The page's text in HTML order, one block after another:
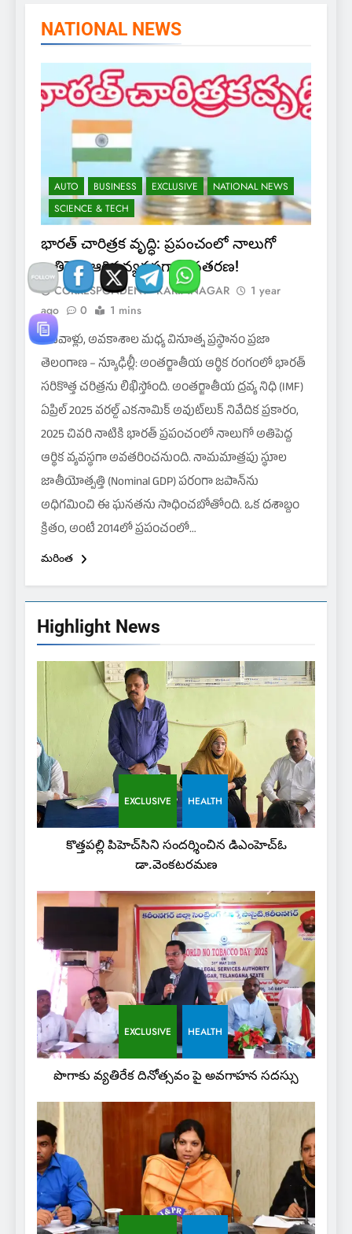
Highlight News
EXCLUSIVE HEALTH
కొత్తపల్లి పిహెచ్‌సిని సందర్శించిన డిఎంహెచ్‌ఓ
డా.వెంకటరమణ
EXCLUSIVE HEALTH
పొగాకు వ్యతిరేక దినోత్సవం పై అవగాహన సదస్సు
NATIONAL NEWS
AUTO BUSINESS EXCLUSIVE
NATIONAL NEWS
SCIENCE & TECH
భారత్ చారిత్రక వృద్ధి: ప్రపంచంలో నాలుగో
అతిపెద్ద ఆర్థిక వ్యవస్థగా అవతరణ!
CORRESPONDENT - KARIMNAGAR
1 year
ago
0 1 mins
– సవాళ్లు, అవకాశాల మధ్య వినూత్న ప్రస్థానం ప్రజా
తెలంగాణ – న్యూఢిల్లీ: అంతర్జాతీయ ఆర్థిక రంగంలో భారత్
సరికొత్త చరిత్రను లిఖిస్తోంది. అంతర్జాతీయ ద్రవ్య నిధి (IMF)
ఏప్రిల్ 2025 వరల్డ్ ఎకనామిక్ అవుట్‌లుక్ నివేదిక ప్రకారం,
2025 చివరి నాటికి భారత్ ప్రపంచంలో నాలుగో అతిపెద్ద
ఆర్థిక వ్యవస్థగా అవతరించనుంది. నామమాత్రపు స్థూల
జాతీయోత్పత్తి (Nominal GDP) పరంగా జపాన్‌ను
అధిగమించి ఈ ఘనతను సాధించబోతోంది. ఒక దశాబ్దం
క్రితం, అంటే 2014లో ప్రపంచంలో…
మరింత